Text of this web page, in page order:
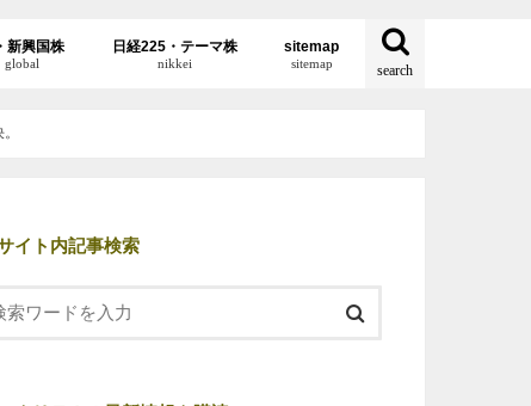
search
新興国株
global
日経225・テーマ株
nikkei
sitemap
sitemap
イト内記事検索